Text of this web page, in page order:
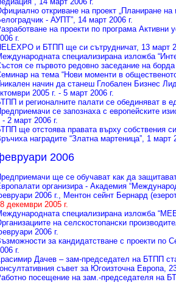
откриване на проект „Планиране
- АУПТ” , 14 март 2006 г.
на проекти по програма Активни
г.
и БТПП ще си сътрудничат, 13 март
специализирана изложба
се първото редовно заседание на
на тема “Нови моменти в
начин да станеш Глобален Бизнес
2005 г. - 5 март 2006 г.
и регионалните палати се обединяват в
се запознаха с европейските
- 2 март 2006 г.
ще отстоява правата върху собствения
наградите “Златна мартеница” , 1 март
2006
ще се обучават как да
организира - Академия
2006 г., Ментон сейнт Бернард
декември 2005 г.
специализирана изложба
на селскостопански
2006 г.
за кандидатстване с проекти по
г.
Дачев – зам-председател на БТПП
съвет за Югоизточна Европа ,
посещение на зам.-председателя на